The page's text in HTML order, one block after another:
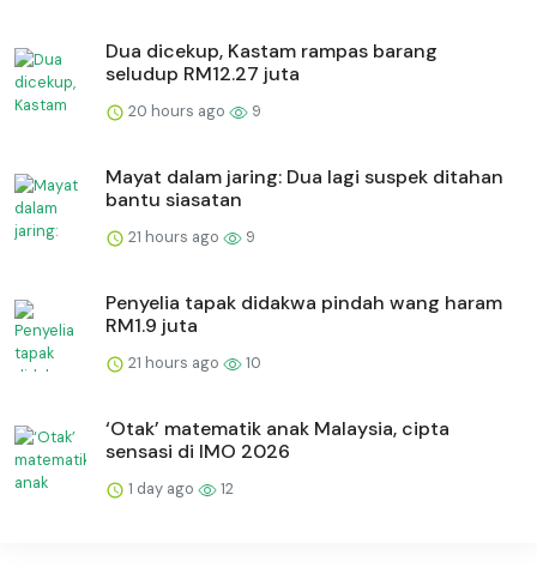
Dua dicekup, Kastam rampas barang
seludup RM12.27 juta
20 hours ago 9
Mayat dalam jaring: Dua lagi suspek ditahan
bantu siasatan
21 hours ago 9
Penyelia tapak didakwa pindah wang haram
RM1.9 juta
21 hours ago 10
‘Otak’ matematik anak Malaysia, cipta
sensasi di IMO 2026
1 day ago 12